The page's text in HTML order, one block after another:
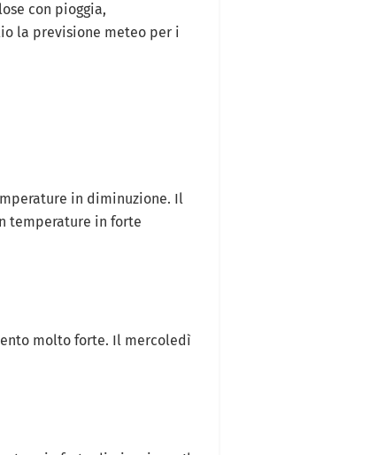
con pioggia,
la previsione meteo per i
in diminuzione. Il
temperature in forte
molto forte. Il mercoledì